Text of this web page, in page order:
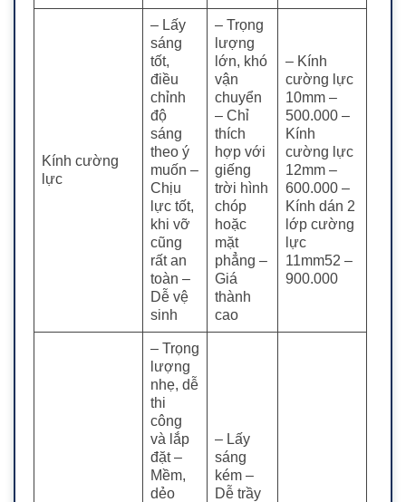
Kính cường
lực
– Lấy
sáng
tốt,
điều
chỉnh
độ
sáng
theo ý
muốn –
Chịu
lực tốt,
khi vỡ
cũng
rất an
toàn –
Dễ vệ
sinh
– Trọng
lượng
lớn, khó
vận
chuyển
– Chỉ
thích
hợp với
giếng
trời hình
chóp
hoặc
mặt
phẳng –
Giá
thành
cao
– Kính
cường lực
10mm –
500.000 –
Kính
cường lực
12mm –
600.000 –
Kính dán 2
lớp cường
lực
11mm52 –
900.000
– Trọng
lượng
nhẹ, dễ
thi
công
và lắp
đặt –
Mềm,
dẻo
– Lấy
sáng
kém –
Dễ trầy